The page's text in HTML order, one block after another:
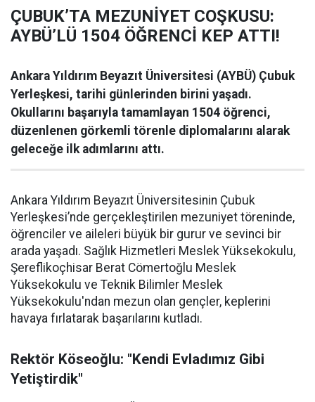
ÇUBUK’TA MEZUNİYET COŞKUSU:
AYBÜ’LÜ 1504 ÖĞRENCİ KEP ATTI!
Ankara Yıldırım Beyazıt Üniversitesi (AYBÜ) Çubuk
Yerleşkesi, tarihi günlerinden birini yaşadı.
Okullarını başarıyla tamamlayan 1504 öğrenci,
düzenlenen görkemli törenle diplomalarını alarak
geleceğe ilk adımlarını attı.
Ankara Yıldırım Beyazıt Üniversitesinin Çubuk
Yerleşkesi’nde gerçekleştirilen mezuniyet töreninde,
öğrenciler ve aileleri büyük bir gurur ve sevinci bir
arada yaşadı. Sağlık Hizmetleri Meslek Yüksekokulu,
Şereflikoçhisar Berat Cömertoğlu Meslek
Yüksekokulu ve Teknik Bilimler Meslek
Yüksekokulu'ndan mezun olan gençler, keplerini
havaya fırlatarak başarılarını kutladı.
Rektör Köseoğlu: "Kendi Evladımız Gibi
Yetiştirdik"